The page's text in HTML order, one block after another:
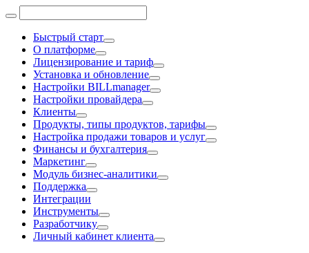
Быстрый старт
О платформе
Лицензирование и тариф
Установка и обновление
Настройки BILLmanager
Настройки провайдера
Клиенты
Продукты, типы продуктов, тарифы
Настройка продажи товаров и услуг
Финансы и бухгалтерия
Маркетинг
Модуль бизнес-аналитики
Поддержка
Интеграции
Инструменты
Разработчику
Личный кабинет клиента